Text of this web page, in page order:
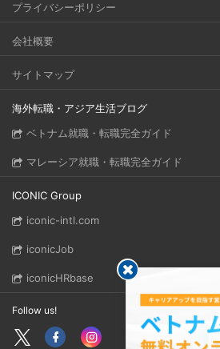
プライバシーポリシー
会社概要
サイトマップ
海外転職・アジア生活ブログ
ベトナム就職・転職完全ガイド
マレーシア就職・転職完全ガイド
ICONIC Group
iconic-intl.com
iconicJob
iconicHRbase
Follow us!